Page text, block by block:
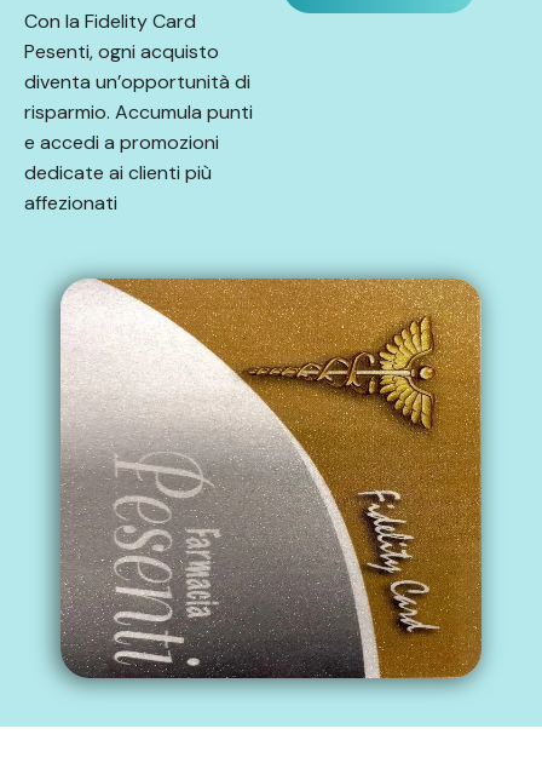
Con la Fidelity Card
Pesenti, ogni acquisto
diventa un’opportunità di
risparmio. Accumula punti
e accedi a promozioni
dedicate ai clienti più
affezionati